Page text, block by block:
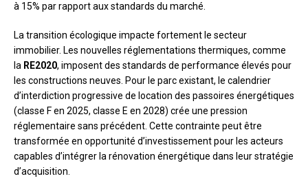
à 15% par rapport aux standards du marché.
La transition écologique impacte fortement le secteur
immobilier. Les nouvelles réglementations thermiques, comme
la RE2020, imposent des standards de performance élevés pour
les constructions neuves. Pour le parc existant, le calendrier
d’interdiction progressive de location des passoires énergétiques
(classe F en 2025, classe E en 2028) crée une pression
réglementaire sans précédent. Cette contrainte peut être
transformée en opportunité d’investissement pour les acteurs
capables d’intégrer la rénovation énergétique dans leur stratégie
d’acquisition.